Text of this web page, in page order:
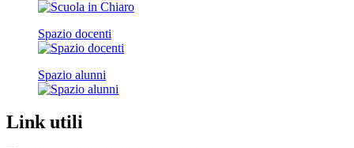
Spazio docenti
Spazio alunni
Link utili